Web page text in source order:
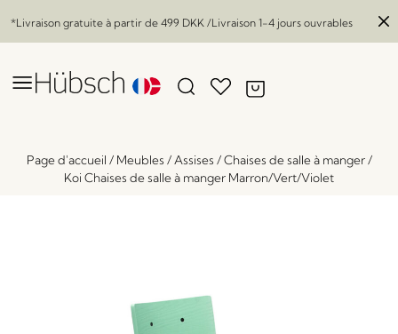
*Livraison gratuite à partir de 499 DKK /Livraison 1-4 jours ouvrables
Page d'accueil / Meubles / Assises /Chaises de salle à manger/
Koi Chaises de salle à manger Marron/Vert/Violet